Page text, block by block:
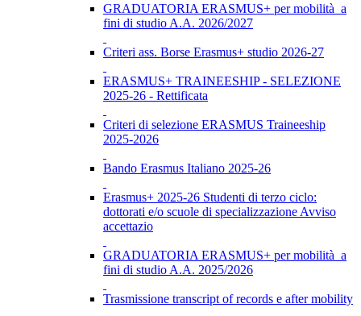
GRADUATORIA ERASMUS+ per mobilità a
fini di studio A.A. 2026/2027
Criteri ass. Borse Erasmus+ studio 2026-27
ERASMUS+ TRAINEESHIP - SELEZIONE
2025-26 - Rettificata
Criteri di selezione ERASMUS Traineeship
2025-2026
Bando Erasmus Italiano 2025-26
Erasmus+ 2025-26 Studenti di terzo ciclo:
dottorati e/o scuole di specializzazione Avviso
accettazio
GRADUATORIA ERASMUS+ per mobilità a
fini di studio A.A. 2025/2026
Trasmissione transcript of records e after mobility